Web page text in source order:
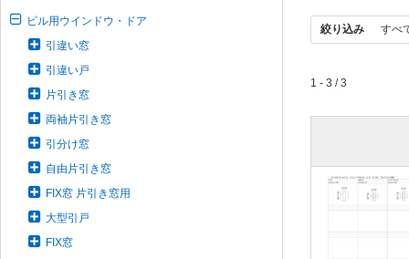
ビル用ウインドウ・ドア
引違い窓
引違い戸
片引き窓
両袖片引き窓
引分け窓
自由片引き窓
FIX窓 片引き窓用
大型引戸
FIX窓
絞り込み すべ
1 - 3 / 3